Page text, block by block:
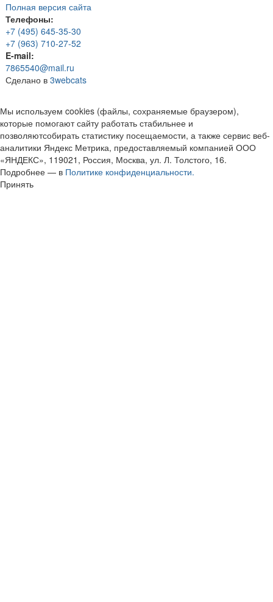
Полная версия сайта
Телефоны:
+7 (495) 645-35-30
+7 (963) 710-27-52
E-mail:
7865540@mail.ru
Сделано в 3webcats
Мы используем cookies (файлы, сохраняемые браузером),
которые помогают сайту работать стабильнее и
позволяютсобирать статистику посещаемости, а также сервис веб-
аналитики Яндекс Метрика, предоставляемый компанией ООО
«ЯНДЕКС», 119021, Россия, Москва, ул. Л. Толстого, 16.
Подробнее — в Политике конфиденциальности.
Принять